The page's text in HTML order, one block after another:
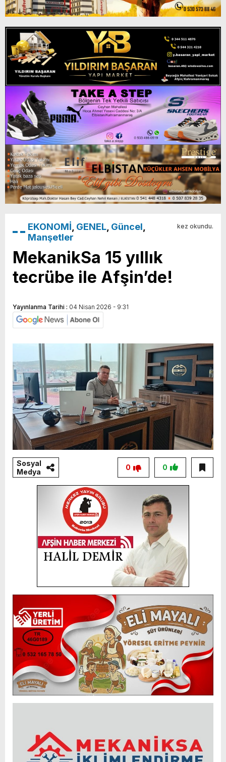
EKONOMİ GENEL Güncel
Manşetler
kez okundu.
MekanikSa 15 yıllık
tecrübe ile Afşin’de!
Yayınlanma Tarihi : 04 Nisan 2026 - 9:31
Sosyal
Medya
0
0